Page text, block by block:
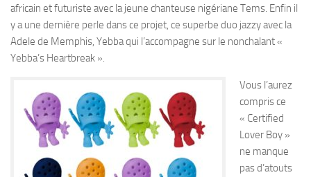
africain et futuriste avec la jeune chanteuse nigériane Tems. Enfin il
y a une dernière perle dans ce projet, ce superbe duo jazzy avec la
Adele de Memphis, Yebba qui l’accompagne sur le nonchalant «
Yebba’s Heartbreak ».
Vous l’aurez
compris ce
« Certified
Lover Boy »
ne manque
pas d’atouts